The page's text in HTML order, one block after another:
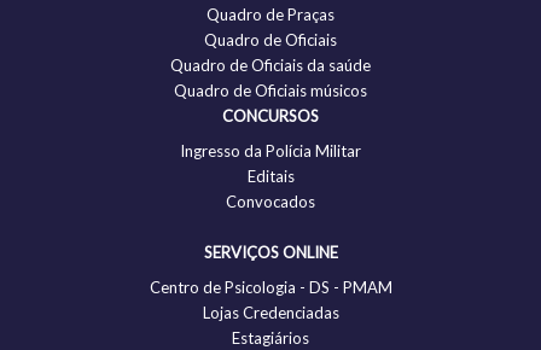
Quadro de Praças
Quadro de Oficiais
Quadro de Oficiais da saúde
Quadro de Oficiais músicos
CONCURSOS
Ingresso da Polícia Militar
Editais
Convocados
SERVIÇOS ONLINE
Centro de Psicologia - DS - PMAM
Lojas Credenciadas
Estagiários